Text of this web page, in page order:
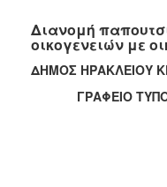
για
Οικονομική
Αδυναμία
Φυσικές
Διανομή
οικογενειών με
ΔΗΜΟΣ ΗΡΑΚΛΕΙΟΥ
ΓΡΑΦΕΙΟ